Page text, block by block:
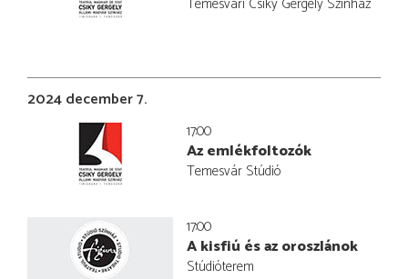
2024 december 7.
17:00
Az emlékfoltozók
Temesvár Stúdió
17:00
A kisfiú és az oroszlánok
Stúdióterem